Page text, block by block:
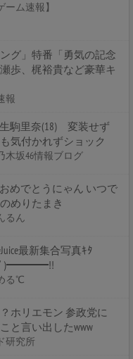
ム速報】
ング」特番「勇気の記念
歩、梶裕貴など豪華キ
報
生駒里奈(18) 変装せず
気付かれずショック
木坂46情報ブログ
おめでとうにゃん いつで
めりたまき
るん
最新集合写真ｷﾀ
)━━━━!!
る℃
ホリエモン 参政党に
と言い出したwww
研究所